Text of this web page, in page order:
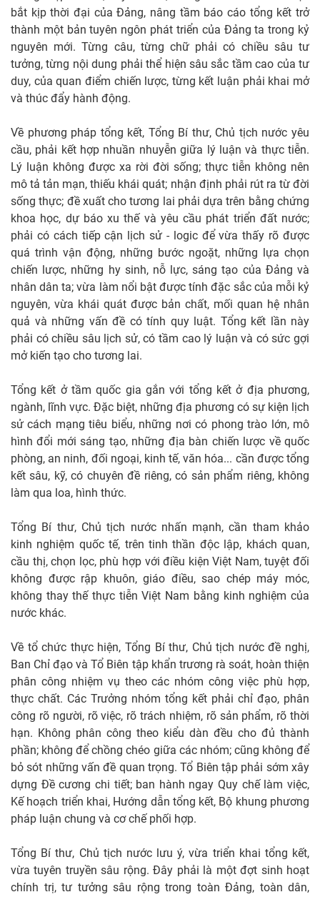
bắt kịp thời đại của Đảng, nâng tầm báo cáo tổng kết trở
thành một bản tuyên ngôn phát triển của Đảng ta trong kỷ
nguyên mới. Từng câu, từng chữ phải có chiều sâu tư
tưởng, từng nội dung phải thể hiện sâu sắc tầm cao của tư
duy, của quan điểm chiến lược, từng kết luận phải khai mở
và thúc đẩy hành động.
Về phương pháp tổng kết, Tổng Bí thư, Chủ tịch nước yêu
cầu, phải kết hợp nhuần nhuyễn giữa lý luận và thực tiễn.
Lý luận không được xa rời đời sống; thực tiễn không nên
mô tả tản mạn, thiếu khái quát; nhận định phải rút ra từ đời
sống thực; đề xuất cho tương lai phải dựa trên bằng chứng
khoa học, dự báo xu thế và yêu cầu phát triển đất nước;
phải có cách tiếp cận lịch sử - logic để vừa thấy rõ được
quá trình vận động, những bước ngoặt, những lựa chọn
chiến lược, những hy sinh, nỗ lực, sáng tạo của Đảng và
nhân dân ta; vừa làm nổi bật được tính đặc sắc của mỗi kỷ
nguyên, vừa khái quát được bản chất, mối quan hệ nhân
quả và những vấn đề có tính quy luật. Tổng kết lần này
phải có chiều sâu lịch sử, có tầm cao lý luận và có sức gợi
mở kiến tạo cho tương lai.
Tổng kết ở tầm quốc gia gắn với tổng kết ở địa phương,
ngành, lĩnh vực. Đặc biệt, những địa phương có sự kiện lịch
sử cách mạng tiêu biểu, những nơi có phong trào lớn, mô
hình đổi mới sáng tạo, những địa bàn chiến lược về quốc
phòng, an ninh, đối ngoại, kinh tế, văn hóa... cần được tổng
kết sâu, kỹ, có chuyên đề riêng, có sản phẩm riêng, không
làm qua loa, hình thức.
Tổng Bí thư, Chủ tịch nước nhấn mạnh, cần tham khảo
kinh nghiệm quốc tế, trên tinh thần độc lập, khách quan,
cầu thị, chọn lọc, phù hợp với điều kiện Việt Nam, tuyệt đối
không được rập khuôn, giáo điều, sao chép máy móc,
không thay thế thực tiễn Việt Nam bằng kinh nghiệm của
nước khác.
Về tổ chức thực hiện, Tổng Bí thư, Chủ tịch nước đề nghị,
Ban Chỉ đạo và Tổ Biên tập khẩn trương rà soát, hoàn thiện
phân công nhiệm vụ theo các nhóm công việc phù hợp,
thực chất. Các Trưởng nhóm tổng kết phải chỉ đạo, phân
công rõ người, rõ việc, rõ trách nhiệm, rõ sản phẩm, rõ thời
hạn. Không phân công theo kiểu dàn đều cho đủ thành
phần; không để chồng chéo giữa các nhóm; cũng không để
bỏ sót những vấn đề quan trọng. Tổ Biên tập phải sớm xây
dựng Đề cương chi tiết; ban hành ngay Quy chế làm việc,
Kế hoạch triển khai, Hướng dẫn tổng kết, Bộ khung phương
pháp luận chung và cơ chế phối hợp.
Tổng Bí thư, Chủ tịch nước lưu ý, vừa triển khai tổng kết,
vừa tuyên truyền sâu rộng. Đây phải là một đợt sinh hoạt
chính trị, tư tưởng sâu rộng trong toàn Đảng, toàn dân,